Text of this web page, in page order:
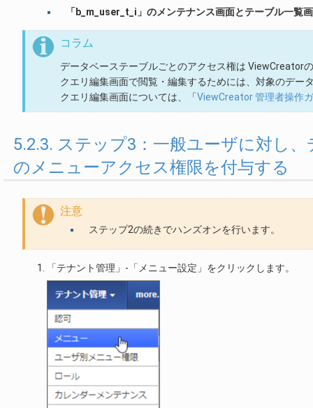
「b_m_user_t_i」のメンテナンス画面とテーブル一覧
コラム
データベーステーブルごとのアクセス権は ViewCreator
クエリ編集画面で閲覧・編集するためには、対象のデー
クエリ編集画面については、「ViewCreator 管理者操作
5.2.3. ステップ3：一般ユーザに対し
のメニューアクセス権限を付与する
注意
ステップ2の続きでハンズオンを行います。
「テナント管理」-「メニュー設定」をクリックします。